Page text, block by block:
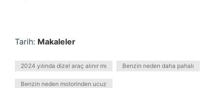
Tarih: Makaleler
2024 yılında dizel araç alınır mı Benzin neden daha pahalı
Benzin neden motorinden ucuz